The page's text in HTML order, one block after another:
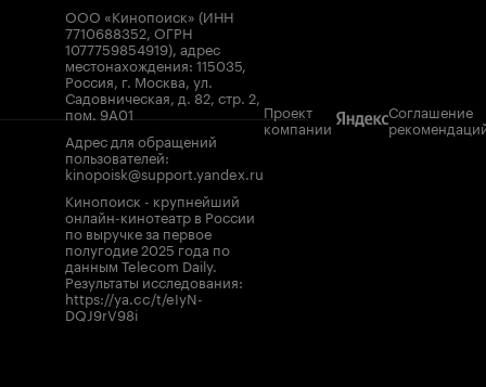
ООО «Кинопоиск» (ИНН
7710688352, ОГРН
1077759854919), адрес
местонахождения: 115035,
Россия, г. Москва, ул.
Садовническая, д. 82, стр. 2,
пом. 9А01
Адрес для обращений
пользователей:
kinopoisk@support.yandex.ru
Кинопоиск - крупнейший
онлайн-кинотеатр в России
по выручке за первое
полугодие 2025 года по
данным Telecom Daily.
Результаты исследования:
https://ya.cc/t/eIyN-
DQJ9rV98i
Проект
компании
Соглашение